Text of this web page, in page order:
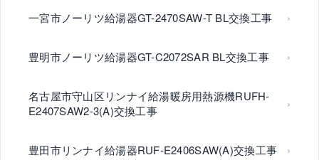
一宮市ノーリツ給湯器GT-2470SAW-T BL交換工事
豊明市ノーリツ給湯器GT-C2072SAR BL交換工事
名古屋市守山区リンナイ給湯暖房用熱源機RUFH-
E2407SAW2-3(A)交換工事
豊田市リンナイ給湯器RUF-E2406SAW(A)交換工事